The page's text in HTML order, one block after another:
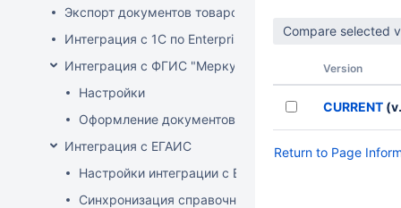
Экспорт документов товародвижения
Интеграция с 1С по EnterpriseData
Интеграция с ФГИС "Меркурий"
Настройки
Оформление документов с ВСД
Интеграция с ЕГАИС
Настройки интеграции с ЕГАИС
Синхронизация справочников
Version
CURRENT
Return to Page